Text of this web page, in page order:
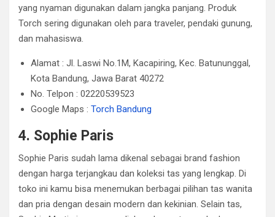
yang nyaman digunakan dalam jangka panjang. Produk
Torch sering digunakan oleh para traveler, pendaki gunung,
dan mahasiswa.
Alamat : Jl. Laswi No.1M, Kacapiring, Kec. Batununggal,
Kota Bandung, Jawa Barat 40272
No. Telpon : 02220539523
Google Maps : Torch Bandung
4. Sophie Paris
Sophie Paris sudah lama dikenal sebagai brand fashion
dengan harga terjangkau dan koleksi tas yang lengkap. Di
toko ini kamu bisa menemukan berbagai pilihan tas wanita
dan pria dengan desain modern dan kekinian. Selain tas,